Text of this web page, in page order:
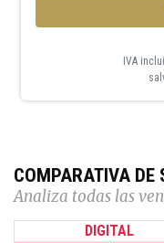
IVA
COMPARATIVA DE
Analiza todas las
DIGITAL